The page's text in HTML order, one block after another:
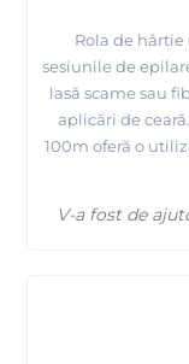
Rola de
sesiunile de
lasă scame sau
aplicări de
100m oferă o
V-a fost de